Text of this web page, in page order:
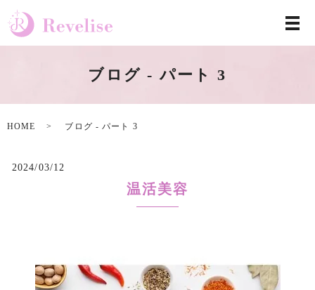
ブログ - パート 3
HOME ブログ - パート 3
2024/03/12
温活美容